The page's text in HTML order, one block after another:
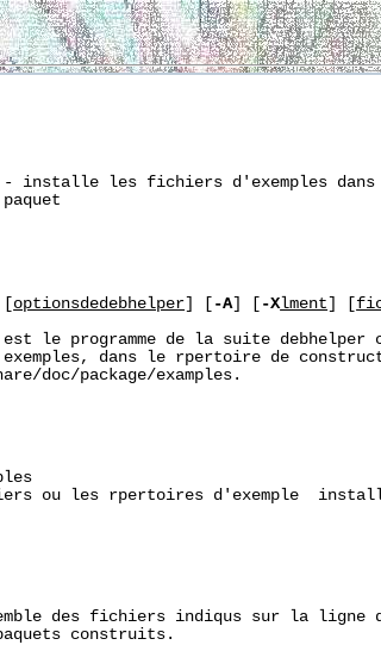
installe les fichiers d'exemples dans
[optionsdedebhelper] [ -A] [ -Xlment] [
le programme de la suite debhelper
dans le rpertoire de
doc/package/examples.
ou les rpertoires d'exemple
des fichiers indiqus sur la ligne
construits.